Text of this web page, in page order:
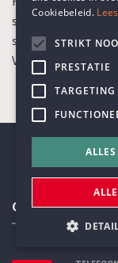
sociaal-culturele
subsidies ontvangt
Vlaamse
Cookiebeleid.
STRIKT
PRESTATIE
TARGETING
ALLES